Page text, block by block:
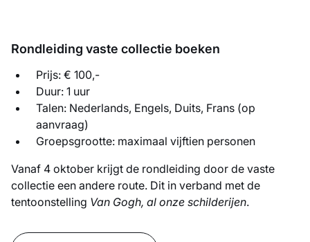
Rondleiding vaste collectie boeken
Prijs: € 100,-
Duur: 1 uur
Talen: Nederlands, Engels, Duits, Frans (op
aanvraag)
Groepsgrootte: maximaal vijftien personen
Vanaf 4 oktober krijgt de rondleiding door de vaste
collectie een andere route. Dit in verband met de
tentoonstelling Van Gogh, al onze schilderijen.